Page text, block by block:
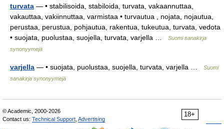
turvata — • stabilisoida, stabiloida, turvata, vakaannuttaa,
vakauttaa, vakiinnuttaa, varmistaa • turvautua , nojata, nojautua,
perustaa, perustua, pohjautua, rakentua, tukeutua, turvata, vedota
• suojata, puolustaa, suojella, turvata, varjella …
Suomi sanakirja
synonyymejä
varjella — • suojata, puolustaa, suojella, turvata, varjella …
Suomi
sanakirja synonyymejä
18+
© Academic, 2000-2026
Contact us: Technical Support Advertising